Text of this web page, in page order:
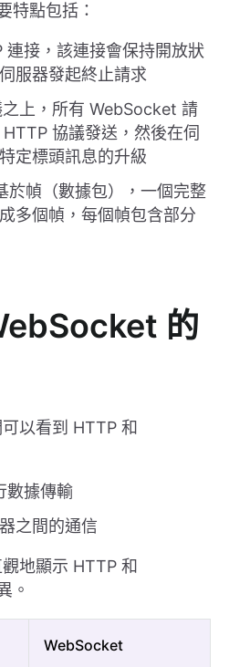
特點包括：
連接，該連接會保持開放狀
服器發起終止請求
上，所有 WebSocket 請
協議發送，然後在伺
定標頭訊息的升級
於幀（數據包），一個完整
多個幀，每個幀包含部分
的
以看到 HTTP 和
數據傳輸
之間的通信
地顯示 HTTP 和
。
WebSocket